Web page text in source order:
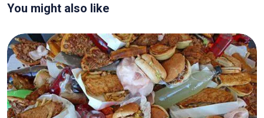
You might also like